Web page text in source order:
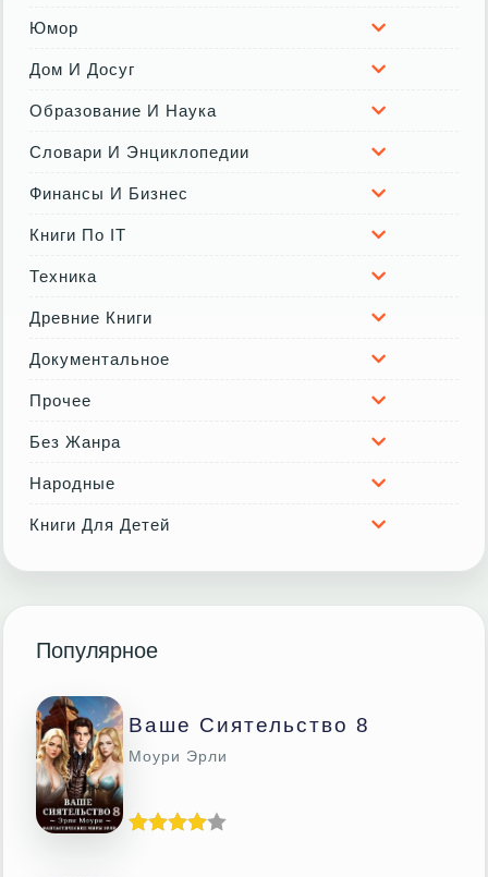
Юмор
Дом И Досуг
Образование И Наука
Словари И Энциклопедии
Финансы И Бизнес
Книги По IT
Техника
Древние Книги
Документальное
Прочее
Без Жанра
Народные
Книги Для Детей
Популярное
Ваше Сиятельство 8
Моури Эрли